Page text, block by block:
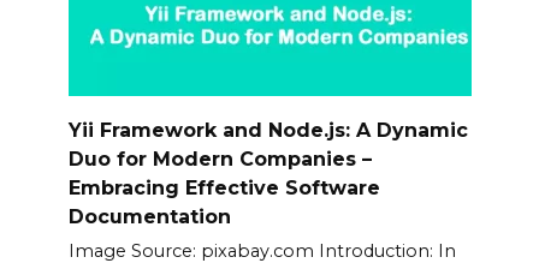
Yii Framework and Node.js: A Dynamic
Duo for Modern Companies –
Embracing Effective Software
Documentation
Image Source: pixabay.com Introduction: In